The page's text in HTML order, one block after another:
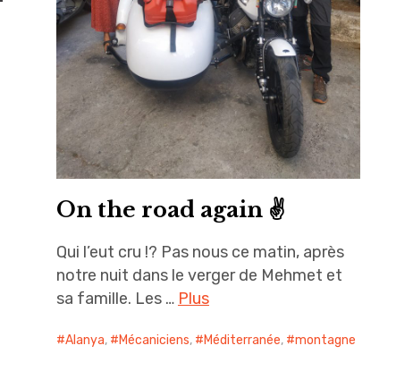
On the road again ✌️
Qui l’eut cru !? Pas nous ce matin, après
notre nuit dans le verger de Mehmet et
sa famille. Les … Plus
Alanya, Mécaniciens, Méditerranée, montagne